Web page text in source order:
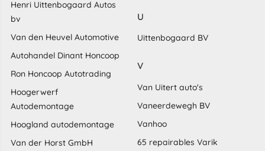
Henri Uittenbogaard Autos
bv
Van den Heuvel Automotive
Autohandel Dinant Honcoop
Ron Honcoop Autotrading
Hoogerwerf
Autodemontage
Hoogland autodemontage
Van der Horst GmbH
U
Uittenbogaard BV
V
Van Uitert auto's
Vaneerdewegh BV
Vanhoo
65 repairables Varik